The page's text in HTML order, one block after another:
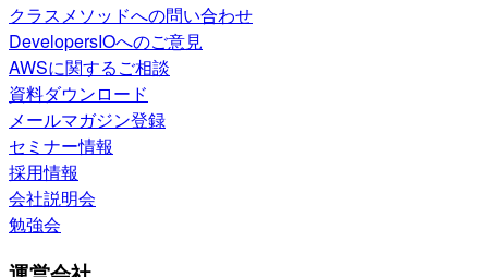
クラスメソッドへの問い合わせ
DevelopersIOへのご意見
AWSに関するご相談
資料ダウンロード
メールマガジン登録
セミナー情報
採用情報
会社説明会
勉強会